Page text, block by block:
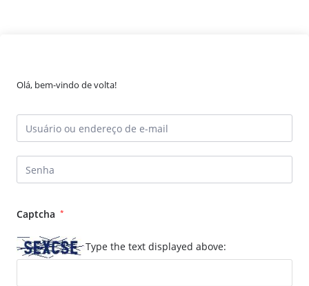
Olá, bem-vindo de volta!
Captcha *
Type the text displayed above: